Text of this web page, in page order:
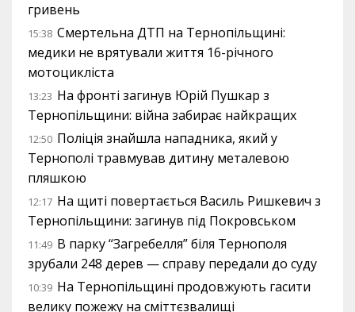
гривень
15:38 Смертельна ДТП на Тернопільщині:
медики не врятували життя 16-річного
мотоцикліста
13:23 На фронті загинув Юрій Пушкар з
Тернопільщини: війна забирає найкращих
12:50 Поліція знайшла нападника, який у
Тернополі травмував дитину металевою
пляшкою
12:17 На щиті повертається Василь Ришкевич з
Тернопільщини: загинув під Покровськом
11:49 В парку “Загребелля” біля Тернополя
зрубали 248 дерев — справу передали до суду
10:39 На Тернопільщині продовжують гасити
велику пожежу на сміттєзвалищі